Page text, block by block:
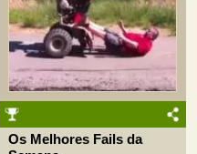
Os Melhores Fails da